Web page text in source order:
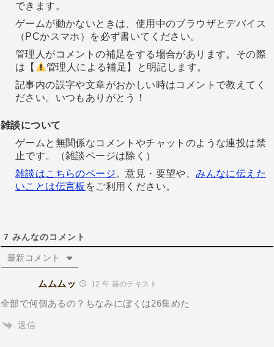
できます。
ゲームが動かないときは、使用中のブラウザとデバイス
（PCかスマホ）を必ず書いてください。
管理人がコメントの補足をする場合があります。その際
は【
管理人による補足】と明記します。
記事内の誤字や文章がおかしい時はコメントで教えてく
ださい。いつもありがとう！
雑談について
ゲームと無関係なコメントやチャットのような連投は禁
止です。（雑談ページは除く）
雑談はこちらのページ。意見・要望や、みんなに伝えた
いことは伝言板 をご利用ください。
7 みんなのコメント
最新コメント
ムムムッ 12 年 前のテキスト
全部で何個あるの？ちなみにぼくは26集めた
返信